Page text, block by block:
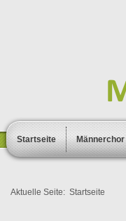
Startseite Männerchor
Aktuelle Seite: Startseite